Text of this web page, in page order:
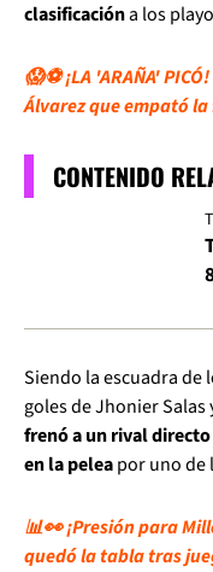
clasificacióna los
😱⚽ ¡LA 'ARAÑA'
Álvarez que empató
CONTENIDO
Siendo la escuadra de
goles de Jhonier
frenó a un rival
en la peleapor uno de
📊👀 ¡Presión para
quedó la tabla tras